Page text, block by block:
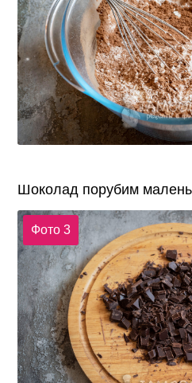
Шоколад порубим
Фото 3